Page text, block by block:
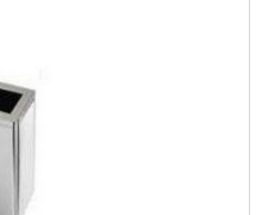
estrutura ou
versátil,
leves. É
como